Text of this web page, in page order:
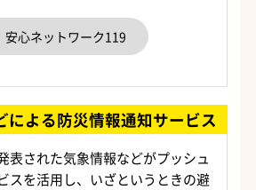
安心ネットワーク119
による防災情報通知サービス
表された気象情報などがプッシュ
スを活用し、いざというときの避